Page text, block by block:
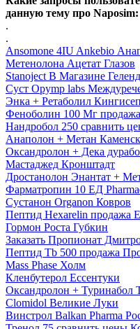
данную тему про Naposim:
.
.
Ansomone 4IU Ankebio
Метенолона Ацетат Глазов
Stanoject В Магазине
Суст Opymp labs
Энка + Ретаболил
Феноболин 100 Мг
Нандробол 250 сравнить
Анаполон + Метан
Оксандролон + Дека
Мастаджед Кронштадт
Дростанолон Энантат +
Фарматропин 10 ЕД
Сустанон Organon Ковров
Пептид Hexarelin продажа
Гормон Роста Губкин
Заказать Пропионат
Пептид Tb 500 продажа
Mass Phase Холм
Кленбутерол Ессентуки
Оксандролон + Туринабол
Clomidol Великие Луки
Винстрол Balkan Pharma